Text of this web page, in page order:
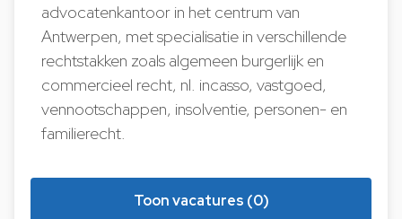
advocatenkantoor in het centrum van
Antwerpen, met specialisatie in verschillende
rechtstakken zoals algemeen burgerlijk en
commercieel recht, nl. incasso, vastgoed,
vennootschappen, insolventie, personen- en
familierecht.
Toon vacatures (0)